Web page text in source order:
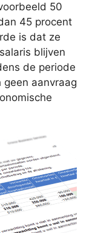
50
45 procent
is dat ze
blijven
de periode
aanvraag